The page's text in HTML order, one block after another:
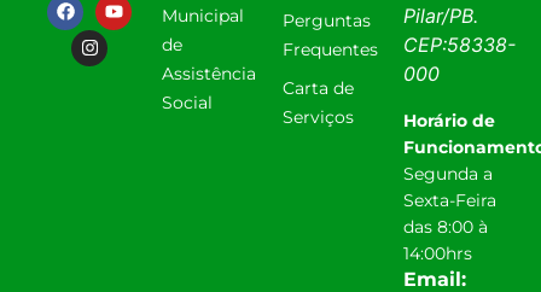
Municipal
de
Assistência
Social
Perguntas
Frequentes
Carta de
Serviços
Pilar/PB.
CEP:58338-
000
Horário de
Segunda a
Sexta-Feira
das 8:00 à
14:00hrs
Email: